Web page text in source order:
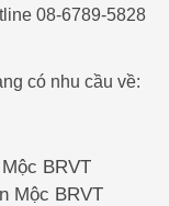
08-6789-5828
có nhu cầu về:
BRVT
Mộc BRVT